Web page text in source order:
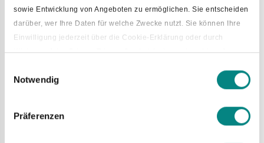
sowie Entwicklung von Angeboten zu ermöglichen. Sie entscheiden
darüber, wer Ihre Daten für welche Zwecke nutzt. Sie können Ihre
Einwilligung jederzeit über die Cookie-Erklärung oder durch
Klicken auf das Privacy Trigger Symbol ändern oder widerrufen
Wenn Sie es erlauben, würden wir auch gerne:
Notwendig
Präferenzen
Die Gemeinde haftet nur bei Vorsatz.
Die Gemeinde haftet nur bei grober Fahrlässigkeit.
Die Gemeinde kann die Internetseite ändern.
Die Gemeinde kann die Internetseite ergänzen.
Die Gemeinde prüft Links nur beim Setzen.